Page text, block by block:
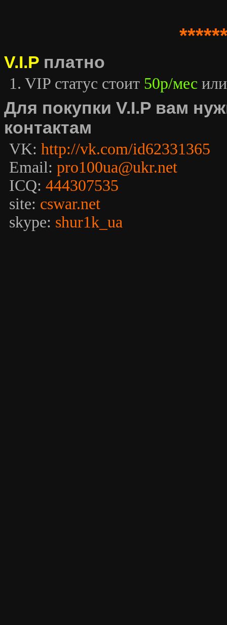
V.I.P платно
1. VIP статус стоит 50р/мес
Для покупки V.I.P вам
контактам
VK: http://vk.com/id62331365
Email: pro100ua@ukr.net
ICQ: 444307535
site: cswar.net
skype: shur1k_ua